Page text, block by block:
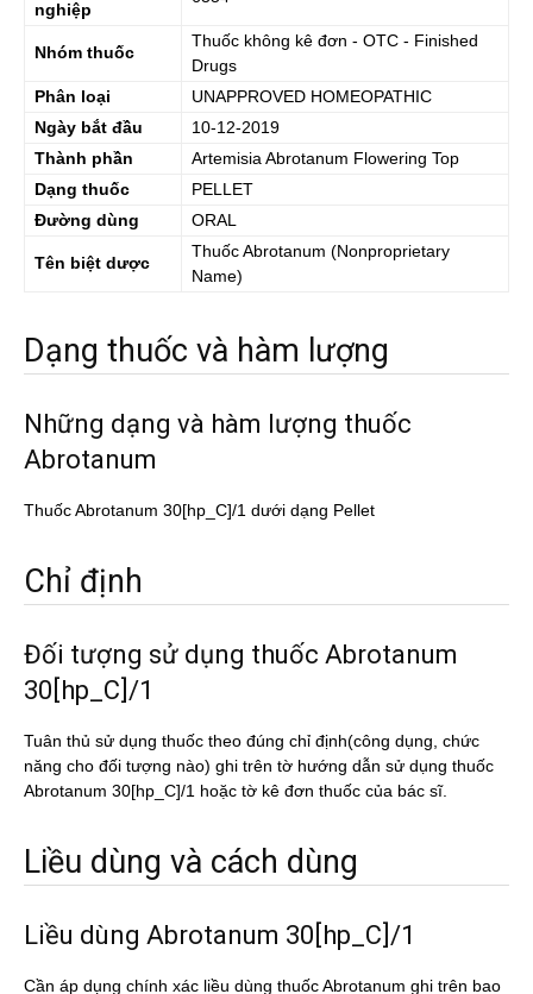
nghiệp
Nhóm thuốc
Thuốc không kê đơn - OTC - Finished
Drugs
Phân loại
UNAPPROVED HOMEOPATHIC
Ngày bắt đầu
10-12-2019
Thành phần
Artemisia Abrotanum Flowering Top
Dạng thuốc
PELLET
Đường dùng
ORAL
Tên biệt dược
ThuốcAbrotanum (Nonproprietary
Name)
Dạng thuốc và hàm lượng
Những dạng và hàm lượng thuốc
Abrotanum
Thuốc Abrotanum 30[hp_C]/1 dưới dạng Pellet
Chỉ định
Đối tượng sử dụng thuốc Abrotanum
30[hp_C]/1
Tuân thủ sử dụng thuốc theo đúng chỉ định(công dụng, chức
năng cho đối tượng nào) ghi trên tờ hướng dẫn sử dụng thuốc
Abrotanum 30[hp_C]/1 hoặc tờ kê đơn thuốc của bác sĩ.
Liều dùng và cách dùng
Liều dùng Abrotanum 30[hp_C]/1
Cần áp dụng chính xác liều dùng thuốc Abrotanum ghi trên bao